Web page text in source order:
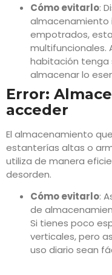
Cómo evitarlo:
almacenamiento
empotrados,
multifuncionales.
habitación tenga
almacenar lo
Error:
acceder
El almacenamiento
estanterías altas o
utiliza de manera
desorden.
Cómo evitarlo:
de
Si tienes poco
verticales, pero
uso diario sean